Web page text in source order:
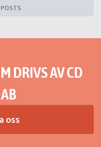
DRIVS AV CD
oss